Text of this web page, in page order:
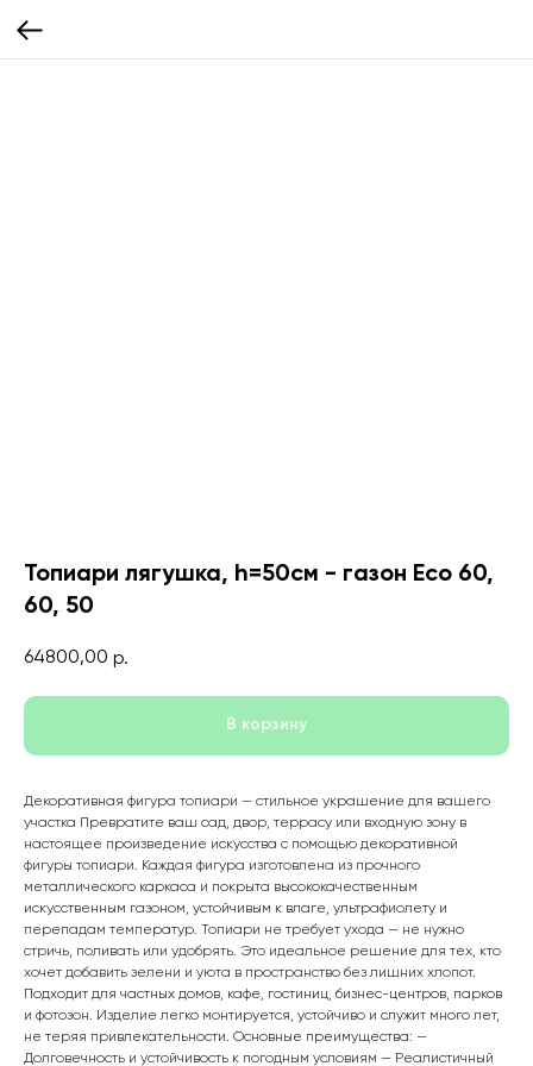
Топиари лягушка, h=50см - газон Есо 60,
60, 50
64800,00 р.
В корзину
Декоративная фигура топиари — стильное украшение для вашего
участка Превратите ваш сад, двор, террасу или входную зону в
настоящее произведение искусства с помощью декоративной
фигуры топиари. Каждая фигура изготовлена из прочного
металлического каркаса и покрыта высококачественным
искусственным газоном, устойчивым к влаге, ультрафиолету и
перепадам температур. Топиари не требует ухода — не нужно
стричь, поливать или удобрять. Это идеальное решение для тех, кто
хочет добавить зелени и уюта в пространство без лишних хлопот.
Подходит для частных домов, кафе, гостиниц, бизнес-центров, парков
и фотозон. Изделие легко монтируется, устойчиво и служит много лет,
не теряя привлекательности. Основные преимущества: —
Долговечность и устойчивость к погодным условиям — Реалистичный